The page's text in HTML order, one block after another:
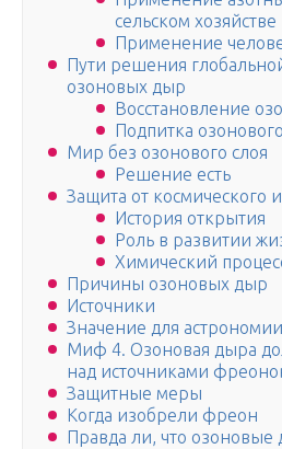
сельском хозяйстве
Применение
Пути решения
озоновых дыр
Восстановление
Подпитка
Мир без озонового слоя
Решение есть
Защита от космического
История открытия
Роль в развитии
Химический
Причины озоновых дыр
Источники
Значение для астрономии
Миф 4. Озоновая дыра
над источниками
Защитные меры
Когда изобрели фреон
Правда ли, что